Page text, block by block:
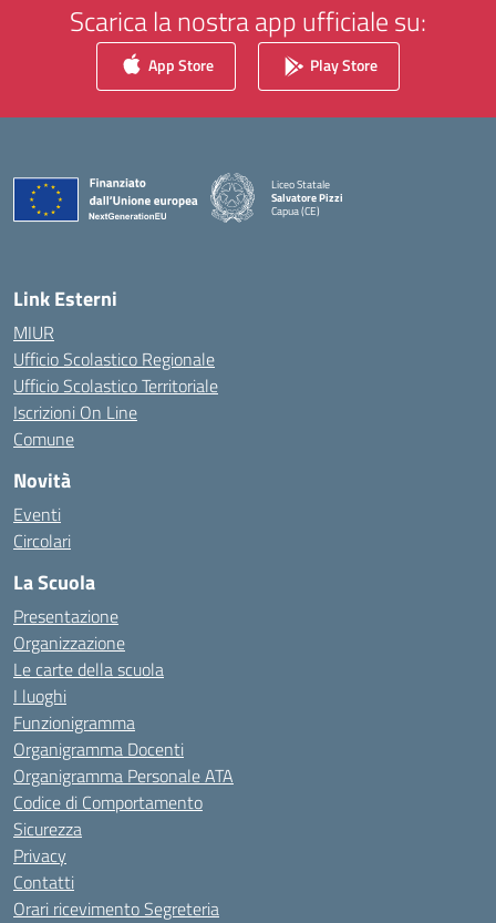
Scarica la nostra app ufficiale su:
App Store Play Store
Liceo Statale
Salvatore Pizzi
Capua (CE)
— Visita la pagina iniziale della scuola
Link Esterni
MIUR
Ufficio Scolastico Regionale
Ufficio Scolastico Territoriale
Iscrizioni On Line
Comune
Novità
Eventi
Circolari
La Scuola
Presentazione
Organizzazione
Le carte della scuola
I luoghi
Funzionigramma
Organigramma Docenti
Organigramma Personale ATA
Codice di Comportamento
Sicurezza
Privacy
Contatti
Orari ricevimento Segreteria